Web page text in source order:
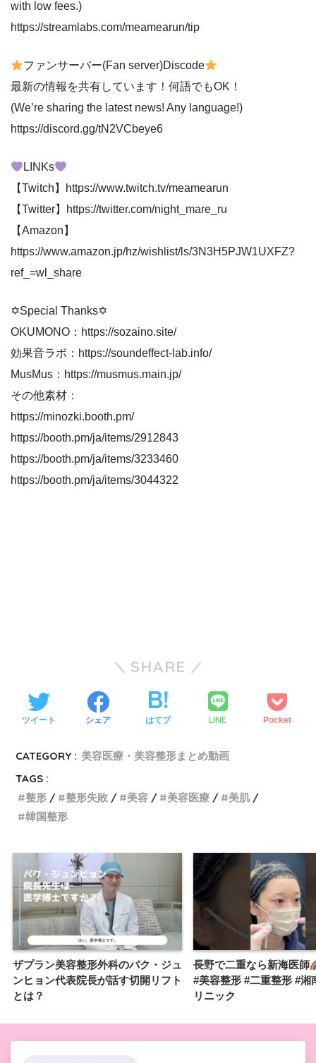
with low fees.)
https://streamlabs.com/meamearun/tip
ファンサーバー(Fan server)Discode
最新の情報を共有しています！何語でもOK！
(We’re sharing the latest news! Any language!)
https://discord.gg/tN2VCbeye6
LINKs
【Twitch】https://www.twitch.tv/meamearun
【Twitter】https://twitter.com/night_mare_ru
【Amazon】
https://www.amazon.jp/hz/wishlist/ls/3N3H5PJW1UXFZ?
ref_=wl_share
✡Special Thanks✡
OKUMONO：https://sozaino.site/
効果音ラボ：https://soundeffect-lab.info/
MusMus：https://musmus.main.jp/
その他素材：
https://minozki.booth.pm/
https://booth.pm/ja/items/2912843
https://booth.pm/ja/items/3233460
https://booth.pm/ja/items/3044322
SHARE
ツイート シェア はてブ LINE Pocket
CATEGORY : 美容医療・美容整形まとめ動画
TAGS :
整形
整形失敗 美容 美容医療
美肌
韓国整形
ザプラン美容整形外科のパク・ジュ
ンヒョン代表院長が話す切開リフト
とは？
長野で二重なら新海医師
#美容整形 #二重整形 #湘
リニック